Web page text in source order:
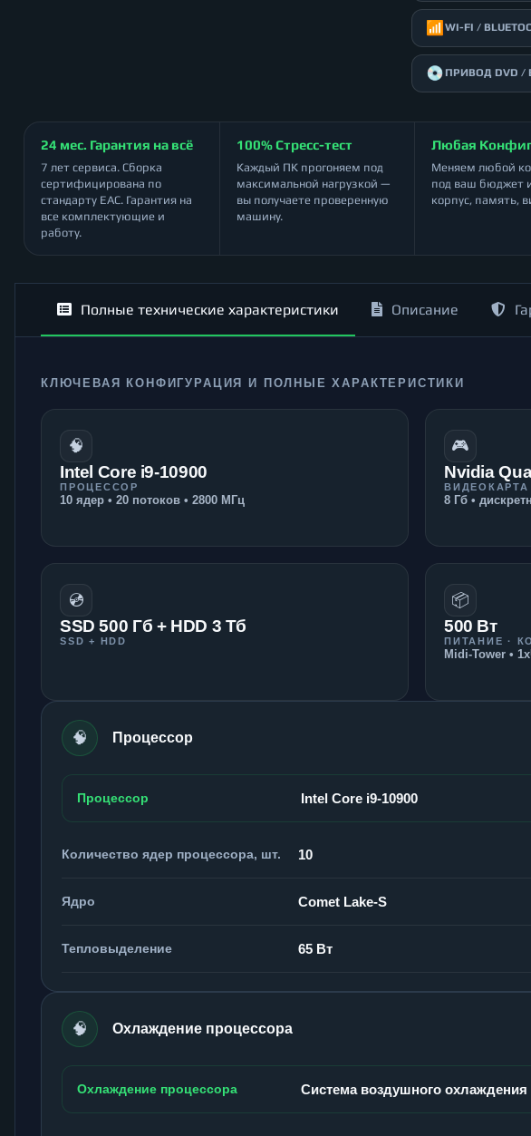
📶 WI-FI /
💿 ПРИВОД DVD /
24 мес. Гарантия на всё
7 лет сервиса. Сборка
сертифицирована по
стандарту ЕАС. Гарантия на
все комплектующие и
работу.
100% Стресс-тест
Каждый ПК прогоняем под
максимальной нагрузкой —
вы получаете проверенную
машину.
Любая
Меняем любой
под ваш бюджет
корпус, память,
Полные технические характеристики Описание
КЛЮЧЕВАЯ КОНФИГУРАЦИЯ И ПОЛНЫЕ ХАРАКТЕРИСТИКИ
🧠
Intel Core i9-10900
ПРОЦЕССОР
10 ядер • 20 потоков • 2800 МГц
🎮
Nvidia
ВИДЕОКАРТА
8 Гб •
💿
SSD 500 Гб + HDD 3 Тб
SSD + HDD
📦
500 Вт
ПИТАНИЕ ·
Midi-Tower •
🧠 Процессор
Процессор Intel Core i9-10900
Количество ядер процессора, шт. 10
Ядро Comet Lake-S
Тепловыделение 65 Вт
🧠 Охлаждение процессора
Охлаждение процессора Система воздушного охлаждения